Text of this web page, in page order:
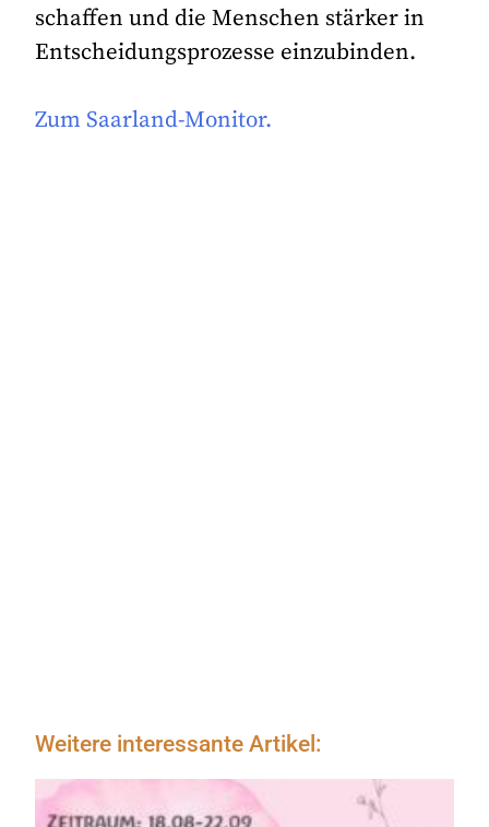
schaffen und die Menschen stärker in
Entscheidungsprozesse einzubinden.
Zum Saarland-Monitor.
Weitere interessante Artikel: